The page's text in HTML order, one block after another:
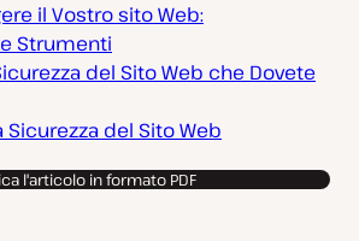
c
i
v
i
d
il Vostro sito Web:
Strumenti
del Sito Web che Dovete
del Sito Web
l'articolo in formato PDF